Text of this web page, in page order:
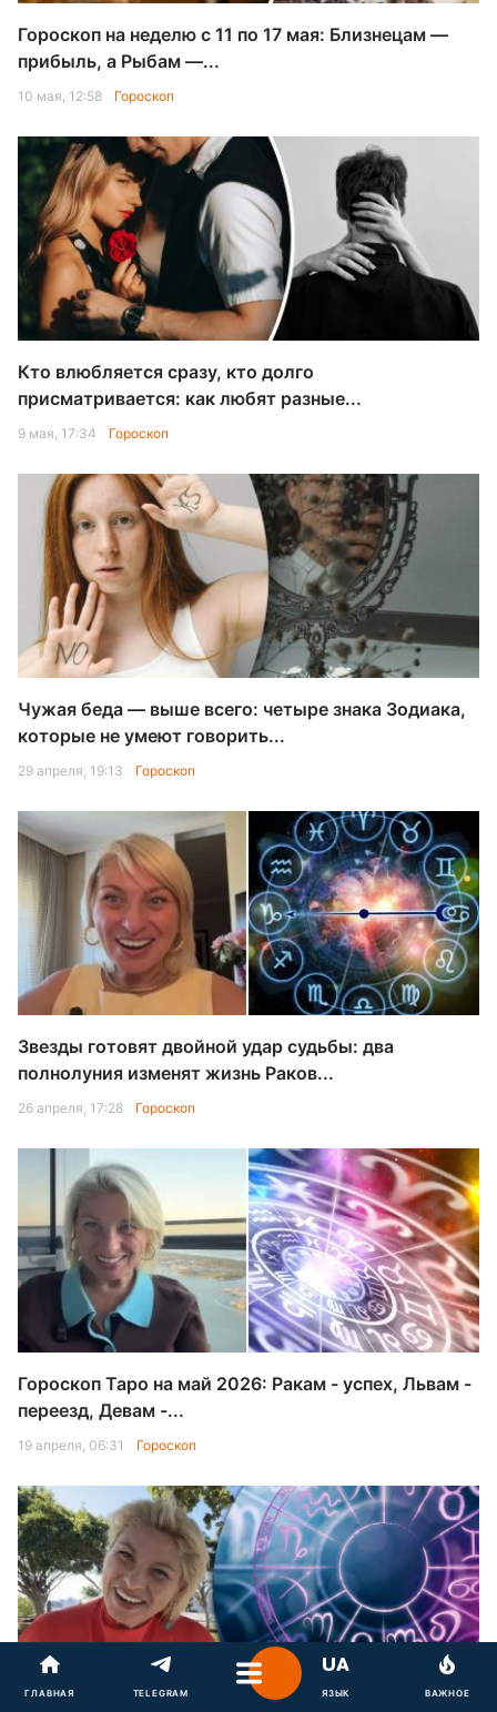
Гороскоп на неделю с 11 по 17 мая: Близнецам —
прибыль, а Рыбам —...
10 мая, 12:58 Гороскоп
Кто влюбляется сразу, кто долго
присматривается: как любят разные...
9 мая, 17:34 Гороскоп
Чужая беда — выше всего: четыре знака Зодиака,
которые не умеют говорить...
29 апреля, 19:13 Гороскоп
Звезды готовят двойной удар судьбы: два
полнолуния изменят жизнь Раков...
26 апреля, 17:28 Гороскоп
Гороскоп Таро на май 2026: Ракам - успех, Львам -
переезд, Девам -...
19 апреля, 06:31 Гороскоп
ГЛАВНАЯ TELEGRAM ЯЗЫК ВАЖНОЕ